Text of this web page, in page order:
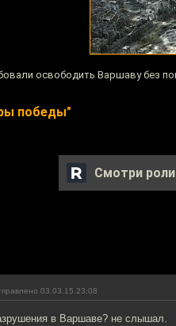
освободить Варшаву без
победы"
Смотри
03.03.15 23:08
в Варшаве? не слышал.